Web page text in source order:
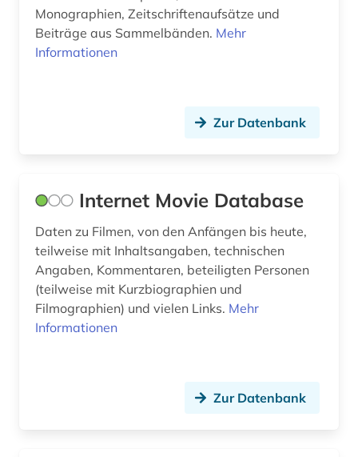
geschichte 1900- (1)
geschichte 1969-1990 (1)
geschichtswissenschaften (1)
geschlechterforschung (1)
geschmacksmuster (1)
Monographien, Zeitschriftenaufsätze und
Beiträge aus Sammelbänden. Mehr
Informationen
Zur Datenbank
Internet Movie Database
Daten zu Filmen, von den Anfängen bis heute,
teilweise mit Inhaltsangaben, technischen
Angaben, Kommentaren, beteiligten Personen
(teilweise mit Kurzbiographien und
Filmographien) und vielen Links. Mehr
Informationen
Zur Datenbank